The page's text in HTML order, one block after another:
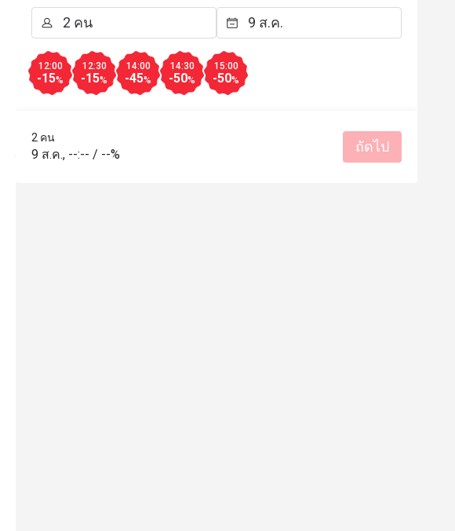
Best
รสชาติอร่อย
Place so nice food so
12:00
-15%
12:30
-15%
14:00
-45%
14:30
-50%
15:00
-50%
2 คน
9 ส.ค., --:-- / --% ถัดไป